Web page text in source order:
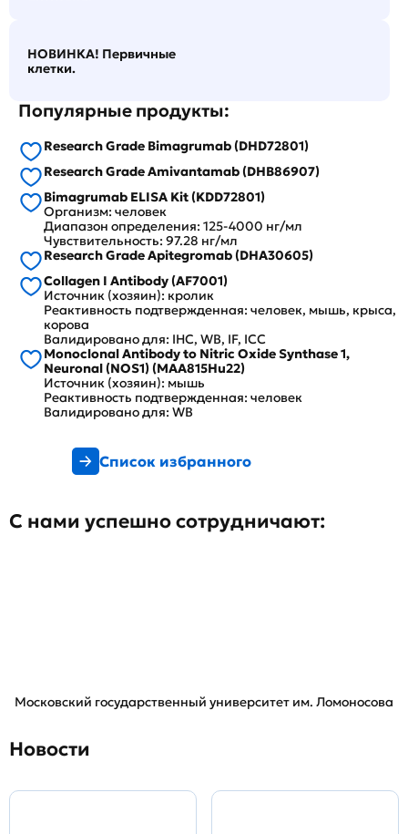
НОВИНКА! Первичные
клетки.
Популярные продукты:
Research Grade Bimagrumab (DHD72801)
Research Grade Amivantamab (DHB86907)
Bimagrumab ELISA Kit (KDD72801)
Организм: человек
Диапазон определения: 125-4000 нг/мл
Чувствительность: 97.28 нг/мл
Research Grade Apitegromab (DHA30605)
Collagen I Antibody (AF7001)
Источник (хозяин): кролик
Реактивность подтвержденная: человек, мышь, крыса,
корова
Валидировано для: IHC, WB, IF, ICC
Monoclonal Antibody to Nitric Oxide Synthase 1,
Neuronal (NOS1) (MAA815Hu22)
Источник (хозяин): мышь
Реактивность подтвержденная: человек
Валидировано для: WB
Список избранного
С нами успешно сотрудничают:
Московский государственный университет им. Ломоносова
Новости